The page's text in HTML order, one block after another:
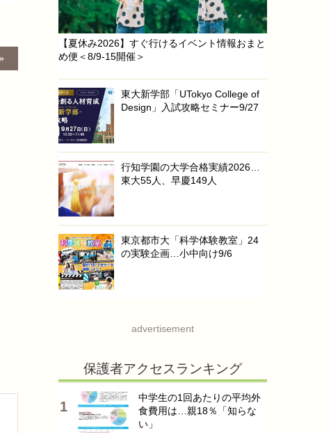
【夏休み2026】すぐ行けるイベント情報おまと
め便＜8/9-15開催＞
東大新学部「UTokyo College of
Design」入試攻略セミナー9/27
行知学園の大学合格実績2026…
東大55人、早慶149人
東京都市大「科学体験教室」24
の実験企画…小中向け9/6
advertisement
保護者アクセスランキング
中学生の1回あたりの平均外
食費用は…親18％「知らな
い」